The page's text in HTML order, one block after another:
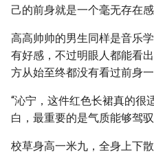
己的前身就是一个毫无存在感
高高帅帅的男生同样是音乐
有好感，不过明眼人都能看
方从始至终都没有看过前身一
“沁宁，这件红色长裙真的很
白，最重要的是气质能够驾
校草身高一米九，全身上下